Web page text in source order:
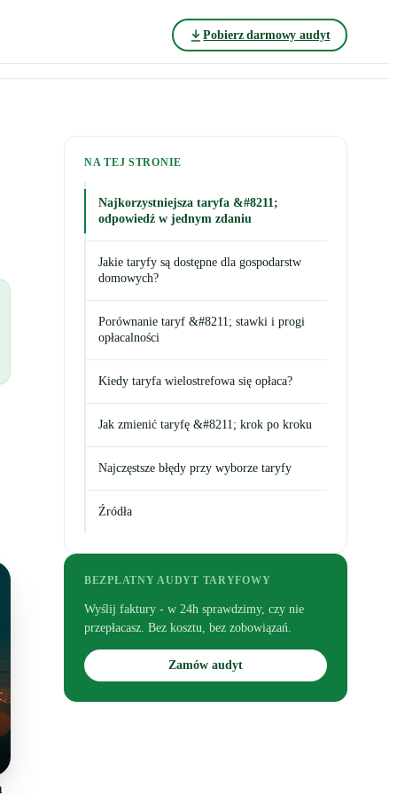
Pobierz darmowy audyt
NA TEJ STRONIE
Najkorzystniejsza taryfa &#8211;
odpowiedź w jednym zdaniu
Jakie taryfy są dostępne dla gospodarstw
domowych?
Porównanie taryf &#8211; stawki i progi
opłacalności
Kiedy taryfa wielostrefowa się opłaca?
Jak zmienić taryfę &#8211; krok po kroku
Najczęstsze błędy przy wyborze taryfy
Źródła
BEZPŁATNY AUDYT TARYFOWY
Wyślij faktury - w 24h sprawdzimy, czy nie
przepłacasz. Bez kosztu, bez zobowiązań.
Zamów audyt